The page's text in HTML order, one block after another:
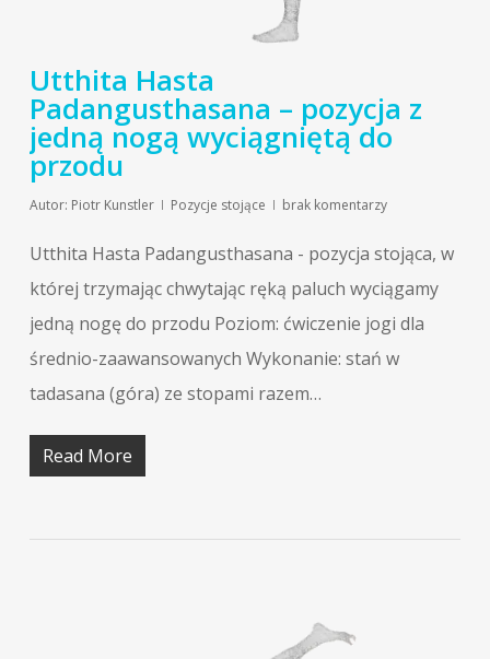
Utthita Hasta
Padangusthasana – pozycja z
jedną nogą wyciągniętą do
przodu
Autor: Piotr Kunstler Pozycje stojące brak komentarzy
Utthita Hasta Padangusthasana - pozycja stojąca, w
której trzymając chwytając ręką paluch wyciągamy
jedną nogę do przodu Poziom: ćwiczenie jogi dla
średnio-zaawansowanych Wykonanie: stań w
tadasana (góra) ze stopami razem…
Read More